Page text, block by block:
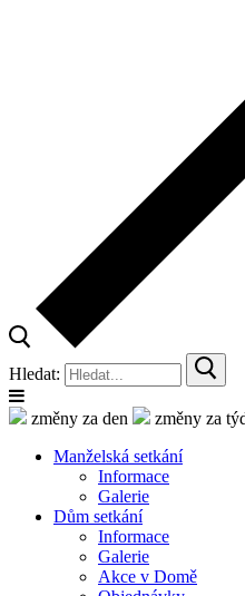
Hledat:
změny za den změny za
Manželská setkání
Informace
Galerie
Dům setkání
Informace
Galerie
Akce v Domě